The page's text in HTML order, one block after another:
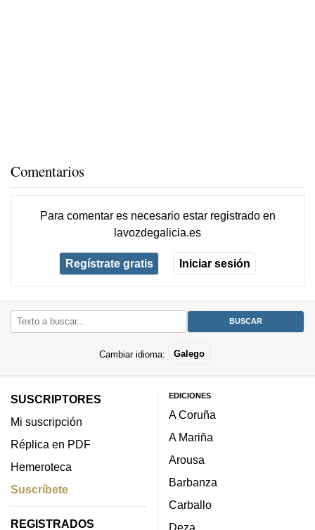
Comentarios
Para comentar es necesario estar registradoen
lavozdegalicia.es
Regístrate gratis Iniciar sesión
Cambiar idioma: Galego
SUSCRIPTORES
Mi suscripción
Réplica en PDF
Hemeroteca
Suscríbete
REGISTRADOS
EDICIONES
A Coruña
A Mariña
Arousa
Barbanza
Carballo
Deza